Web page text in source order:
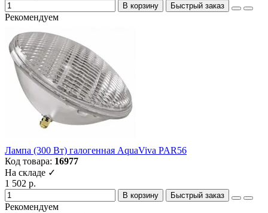
В корзину Быстрый заказ
Рекомендуем
Лампа (300 Вт) галогенная AquaViva PAR56
Код товара: 16977
На складе ✓
1 502 р.
В корзину Быстрый заказ
Рекомендуем